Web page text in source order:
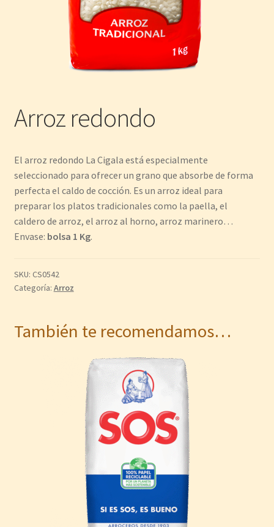
Arroz redondo
El arroz redondo La Cigala está especialmente
seleccionado para ofrecer un grano que absorbe de forma
perfecta el caldo de cocción. Es un arroz ideal para
preparar los platos tradicionales como la paella, el
caldero de arroz, el arroz al horno, arroz marinero…
Envase: bolsa 1 Kg.
SKU: CS0542
Categoría: Arroz
También te recomendamos…